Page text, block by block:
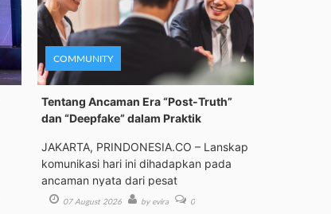
COMMUNITY
Tentang Ancaman Era “Post-Truth”
dan “Deepfake” dalam Praktik
JAKARTA, PRINDONESIA.CO – Lanskap
komunikasi hari ini dihadapkan pada
ancaman nyata dari pesat
07 August 2026 by evira 0